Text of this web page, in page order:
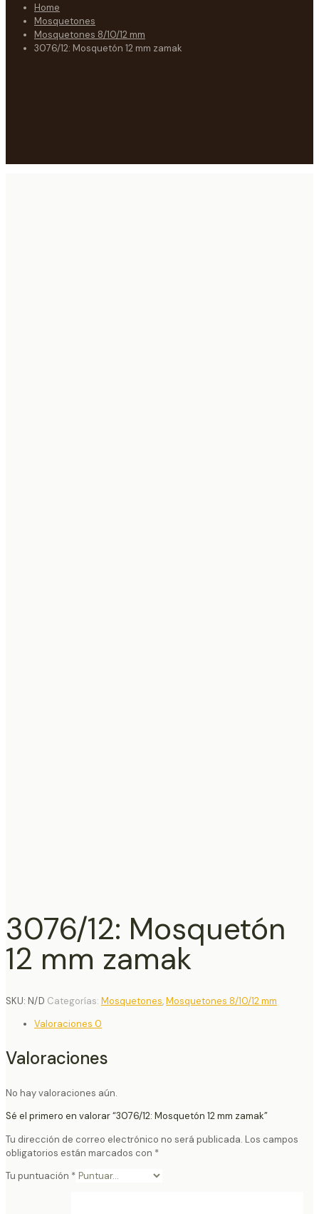
Home
Mosquetones
Mosquetones 8/10/12 mm
3076/12: Mosquetón 12 mm zamak
3076/12: Mosquetón
12 mm zamak
SKU: N/D Categorías: Mosquetones,Mosquetones 8/10/12 mm
Valoraciones 0
Valoraciones
No hay valoraciones aún.
Sé el primero en valorar “3076/12: Mosquetón 12 mm zamak”
Tu dirección de correo electrónico no será publicada. Los campos
obligatorios están marcados con *
Tu puntuación *